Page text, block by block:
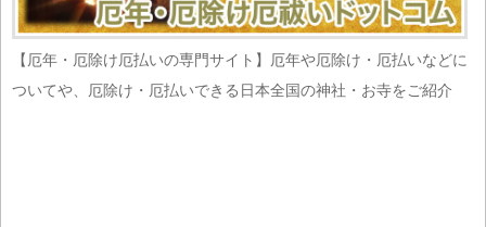
【厄年・厄除け厄払いの専門サイト】厄年や厄除け・厄払いなどに
ついてや、厄除け・厄払いできる日本全国の神社・お寺をご紹介